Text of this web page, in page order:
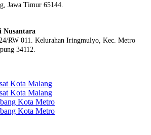
Jawa Timur 65144.
Nusantara
RW 011. Kelurahan Iringmulyo, Kec. Metro
34112.
Kota Malang
Kota Malang
Kota Metro
Kota Metro